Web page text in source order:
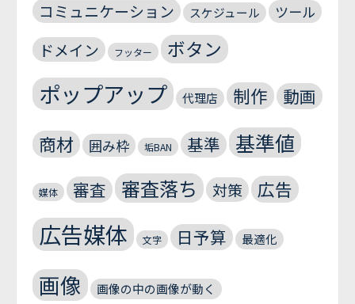
コミュニケーション スケジュール ツール
ドメイン フッター ボタン
ポップアップ 代理店 制作 動画
商材 囲み枠 垢BAN 基準 基準値
媒体 審査 審査落ち 対策 広告
広告媒体 文字 日予算 最適化
画像 画像の中の画像が動く